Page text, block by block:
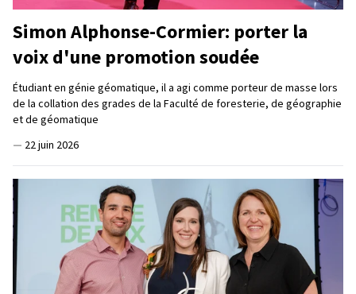
Simon Alphonse-Cormier: porter la
voix d'une promotion soudée
Étudiant en génie géomatique, il a agi comme porteur de masse lors
de la collation des grades de la Faculté de foresterie, de géographie
et de géomatique
— 22 juin 2026